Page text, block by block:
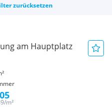
zurücksetzen
am Hauptplatz
m²